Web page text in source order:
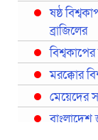
ষষ্ঠ
ব্রাজিলের
মরক্কোর
মেয়েদের